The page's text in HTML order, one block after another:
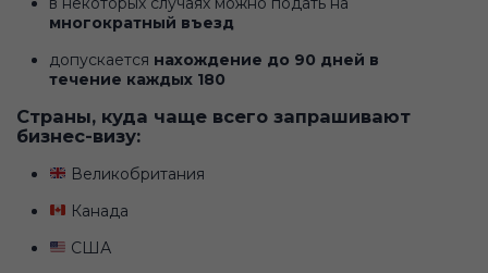
многократный въезд
допускается нахождение до 90 дней в
течение каждых 180
Страны, куда чаще всего запрашивают
бизнес-визу:
Великобритания
Канада
США